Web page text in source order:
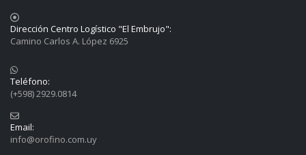
Dirección Centro Logístico "El Embrujo":
Camino Carlos A. López 6925
Teléfono:
(+598) 2929.0814
Email:
info@orofino.com.uy